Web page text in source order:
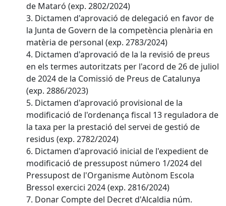
de Mataró (exp. 2802/2024)
3. Dictamen d'aprovació de delegació en favor de
la Junta de Govern de la competència plenària en
matèria de personal (exp. 2783/2024)
4. Dictamen d'aprovació de la la revisió de preus
en els termes autoritzats per l'acord de 26 de juliol
de 2024 de la Comissió de Preus de Catalunya
(exp. 2886/2023)
5. Dictamen d'aprovació provisional de la
modificació de l'ordenança fiscal 13 reguladora de
la taxa per la prestació del servei de gestió de
residus (exp. 2782/2024)
6. Dictamen d'aprovació inicial de l'expedient de
modificació de pressupost número 1/2024 del
Pressupost de l'Organisme Autònom Escola
Bressol exercici 2024 (exp. 2816/2024)
7. Donar Compte del Decret d'Alcaldia núm.